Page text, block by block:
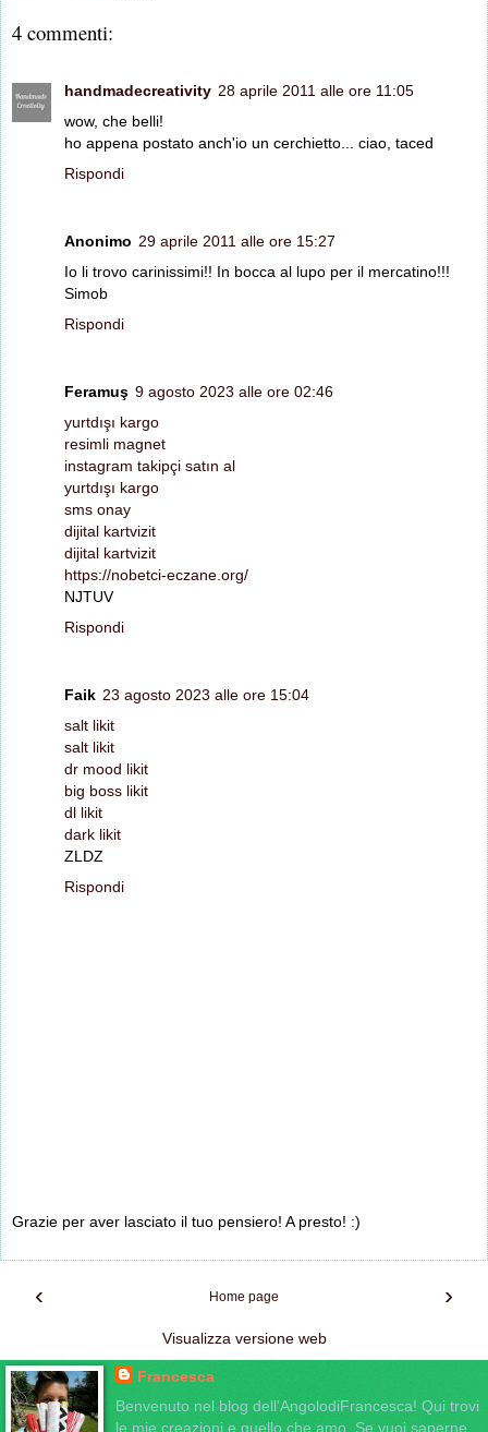
4 commenti:
handmadecreativity 28 aprile 2011 alle ore 11:05
wow, che belli!
ho appena postato anch'io un cerchietto... ciao, taced
Rispondi
Anonimo 29 aprile 2011 alle ore 15:27
Io li trovo carinissimi!! In bocca al lupo per il mercatino!!!
Simob
Rispondi
Feramuş 9 agosto 2023 alle ore 02:46
yurtdışı kargo
resimli magnet
instagram takipçi satın al
yurtdışı kargo
sms onay
dijital kartvizit
dijital kartvizit
https://nobetci-eczane.org/
NJTUV
Rispondi
Faik 23 agosto 2023 alle ore 15:04
salt likit
salt likit
dr mood likit
big boss likit
dl likit
dark likit
ZLDZ
Rispondi
Grazie per aver lasciato il tuo pensiero! A presto! :)
‹ ›
Home page
Visualizza versione web
Francesca
Benvenuto nel blog dell'AngolodiFrancesca! Qui trovi
le mie creazioni e quello che amo. Se vuoi saperne